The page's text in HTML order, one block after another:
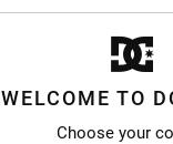
WELCOME TO
Choose your